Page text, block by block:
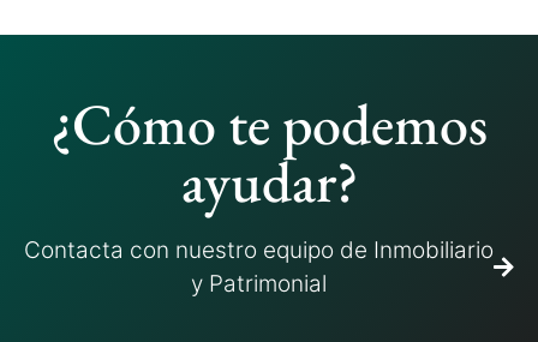
¿Cómo te podemos
ayudar?
Contacta con nuestro equipo de Inmobiliario
y Patrimonial